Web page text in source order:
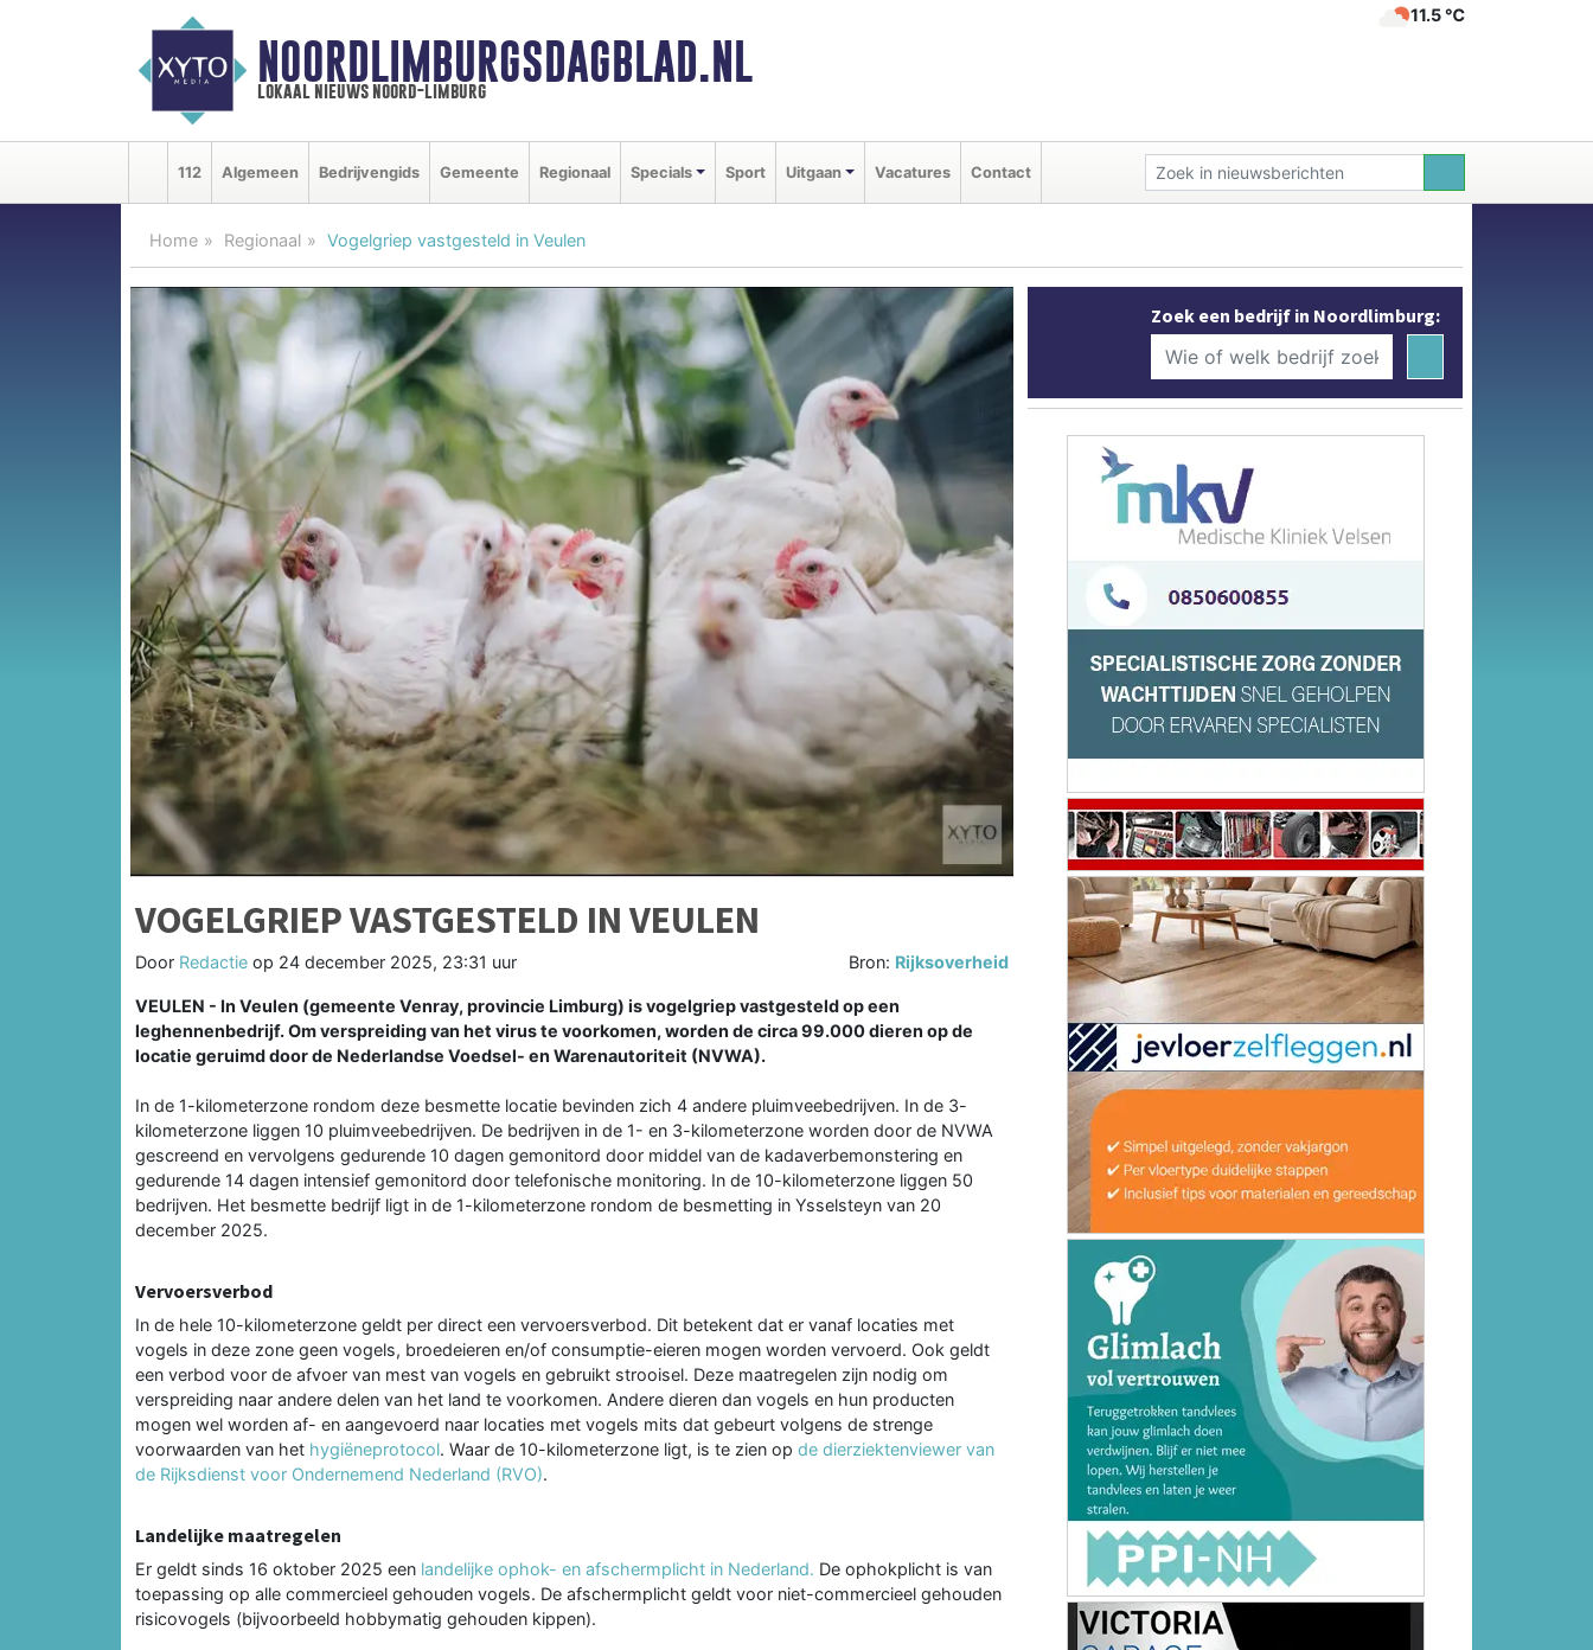
NOORDLIMBURGSDAGBLAD.NL
lokaal nieuws noord-limburg
11.5 ℃
112 Algemeen Bedrijvengids Gemeente Regionaal Specials Sport Uitgaan Vacatures Contact
Home Regionaal Vogelgriep vastgesteld in Veulen
VOGELGRIEP VASTGESTELD IN VEULEN
Door Redactie op 24 december 2025, 23:31 uur Bron: Rijksoverheid
VEULEN - In Veulen (gemeente Venray, provincie Limburg) is vogelgriep vastgesteld op een
leghennenbedrijf. Om verspreiding van het virus te voorkomen, worden de circa 99.000 dieren op de
locatie geruimd door de Nederlandse Voedsel- en Warenautoriteit (NVWA).
In de 1-kilometerzone rondom deze besmette locatie bevinden zich 4 andere pluimveebedrijven. In de 3-
kilometerzone liggen 10 pluimveebedrijven. De bedrijven in de 1- en 3-kilometerzone worden door de NVWA
gescreend en vervolgens gedurende 10 dagen gemonitord door middel van de kadaverbemonstering en
gedurende 14 dagen intensief gemonitord door telefonische monitoring. In de 10-kilometerzone liggen 50
bedrijven. Het besmette bedrijf ligt in de 1-kilometerzone rondom de besmetting in Ysselsteyn van 20
december 2025.
Vervoersverbod
In de hele 10-kilometerzone geldt per direct een vervoersverbod. Dit betekent dat er vanaf locaties met
vogels in deze zone geen vogels, broedeieren en/of consumptie-eieren mogen worden vervoerd. Ook geldt
een verbod voor de afvoer van mest van vogels en gebruikt strooisel. Deze maatregelen zijn nodig om
verspreiding naar andere delen van het land te voorkomen. Andere dieren dan vogels en hun producten
mogen wel worden af- en aangevoerd naar locaties met vogels mits dat gebeurt volgens de strenge
voorwaarden van het hygiëneprotocol. Waar de 10-kilometerzone ligt, is te zien op de dierziektenviewer van
de Rijksdienst voor Ondernemend Nederland (RVO).
Landelijke maatregelen
Er geldt sinds 16 oktober 2025 een landelijke ophok- en afschermplicht in Nederland. De ophokplicht is van
toepassing op alle commercieel gehouden vogels. De afschermplicht geldt voor niet-commercieel gehouden
risicovogels (bijvoorbeeld hobbymatig gehouden kippen).
Zoek een bedrijf in Noordlimburg: